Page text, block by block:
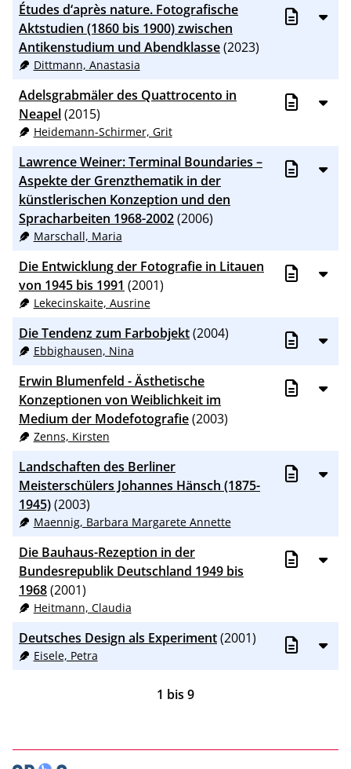
20
Études d‘après nature. Fotografische
Aktstudien (1860 bis 1900) zwischen
Antikenstudium und Abendklasse(2023)
Dittmann, Anastasia
Adelsgrabmäler des Quattrocento in
Neapel(2015)
Heidemann-Schirmer, Grit
Lawrence Weiner: Terminal Boundaries –
Aspekte der Grenzthematik in der
künstlerischen Konzeption und den
Spracharbeiten 1968-2002(2006)
Marschall, Maria
Die Entwicklung der Fotografie in Litauen
von 1945 bis 1991 (2001)
Lekecinskaite, Ausrine
Die Tendenz zum Farbobjekt(2004)
Ebbighausen, Nina
Erwin Blumenfeld - Ästhetische
Konzeptionen von Weiblichkeit im
Medium der Modefotografie(2003)
Zenns, Kirsten
Landschaften des Berliner
Meisterschülers Johannes Hänsch (1875-
1945)(2003)
Maennig, Barbara Margarete Annette
Die Bauhaus-Rezeption in der
Bundesrepublik Deutschland 1949 bis
1968(2001)
Heitmann, Claudia
Deutsches Design als Experiment(2001)
Eisele, Petra
1 bis 9